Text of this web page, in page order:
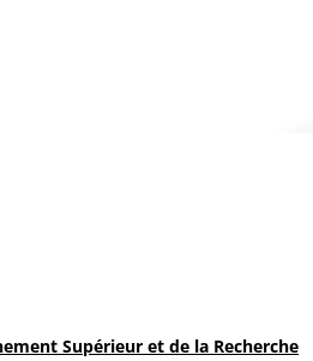
Supérieur et de la Recherche